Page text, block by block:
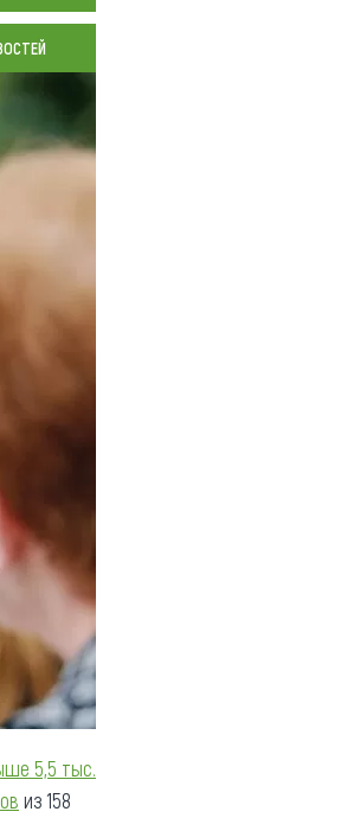
впечатлений
Блог путешественника
Видеогалерея
5,5 тыс.
из 158